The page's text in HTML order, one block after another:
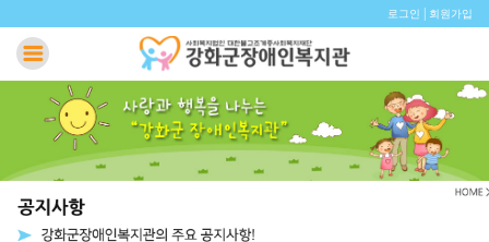
로그인 회원가입